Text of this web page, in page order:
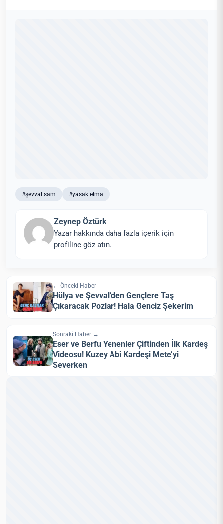
#şevval sam #yasak elma
Zeynep Öztürk
Yazar hakkında daha fazla içerik için
profiline göz atın.
← Önceki Haber
Hülya ve Şevval’den Gençlere Taş
Çıkaracak Pozlar! Hala Genciz Şekerim
Sonraki Haber →
Eser ve Berfu Yenenler Çiftinden İlk Kardeş
Videosu! Kuzey Abi Kardeşi Mete’yi
Severken